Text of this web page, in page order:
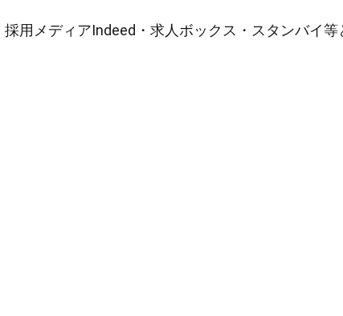
採用メディアIndeed・求人ボックス・スタンバイ